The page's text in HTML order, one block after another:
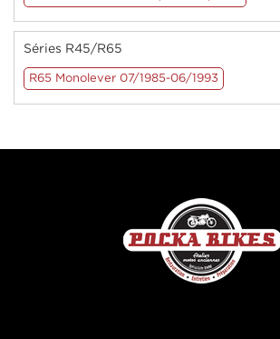
Séries R45/R65
R65 Monolever 07/1985-06/1993